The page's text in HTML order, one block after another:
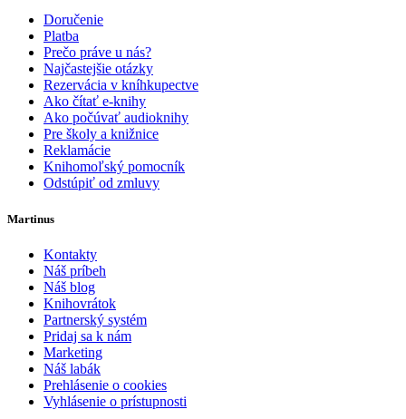
Doručenie
Platba
Prečo práve u nás?
Najčastejšie otázky
Rezervácia v kníhkupectve
Ako čítať e-knihy
Ako počúvať audioknihy
Pre školy a knižnice
Reklamácie
Knihomoľský pomocník
Odstúpiť od zmluvy
Martinus
Kontakty
Náš príbeh
Náš blog
Knihovrátok
Partnerský systém
Pridaj sa k nám
Marketing
Náš labák
Prehlásenie o cookies
Vyhlásenie o prístupnosti